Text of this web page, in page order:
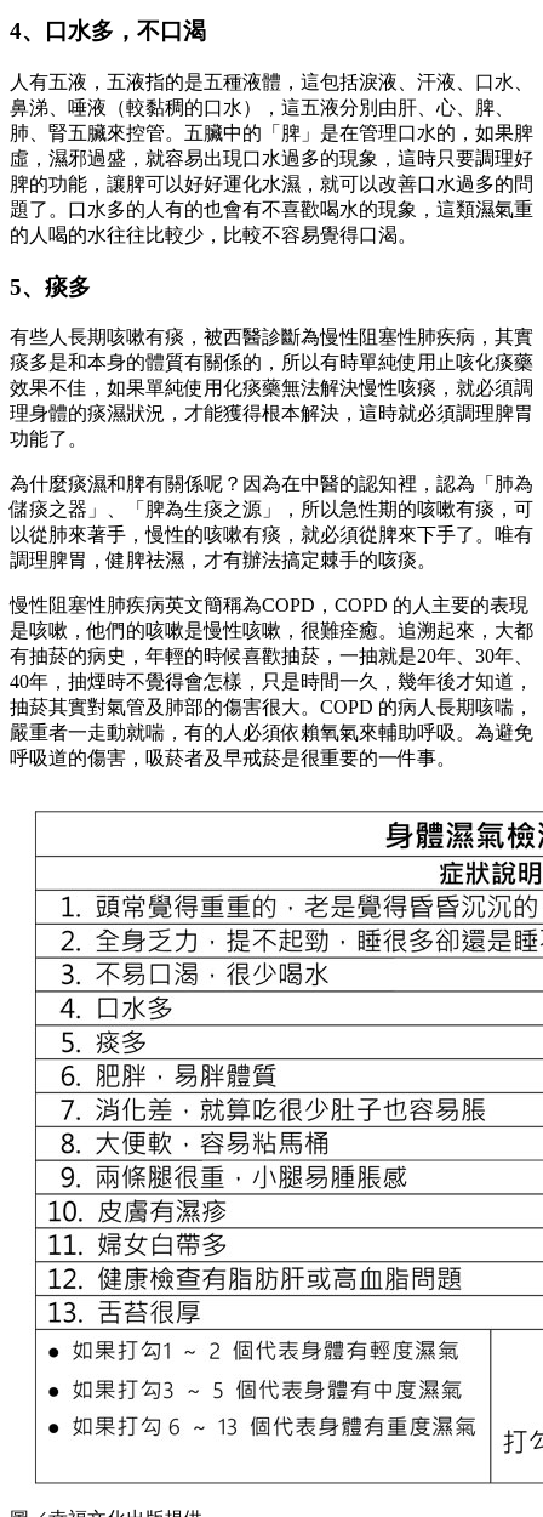
4、口水多，不口渴
人有五液，五液指的是五種液體，這包括淚液、汗液、口水、
鼻涕、唾液（較黏稠的口水），這五液分別由肝、心、脾、
肺、腎五臟來控管。五臟中的「脾」是在管理口水的，如果脾
虛，濕邪過盛，就容易出現口水過多的現象，這時只要調理好
脾的功能，讓脾可以好好運化水濕，就可以改善口水過多的問
題了。口水多的人有的也會有不喜歡喝水的現象，這類濕氣重
的人喝的水往往比較少，比較不容易覺得口渴。
5、痰多
有些人長期咳嗽有痰，被西醫診斷為慢性阻塞性肺疾病，其實
痰多是和本身的體質有關係的，所以有時單純使用止咳化痰藥
效果不佳，如果單純使用化痰藥無法解決慢性咳痰，就必須調
理身體的痰濕狀況，才能獲得根本解決，這時就必須調理脾胃
功能了。
為什麼痰濕和脾有關係呢？因為在中醫的認知裡，認為「肺為
儲痰之器」、「脾為生痰之源」，所以急性期的咳嗽有痰，可
以從肺來著手，慢性的咳嗽有痰，就必須從脾來下手了。唯有
調理脾胃，健脾祛濕，才有辦法搞定棘手的咳痰。
慢性阻塞性肺疾病英文簡稱為COPD，COPD 的人主要的表現
是咳嗽，他們的咳嗽是慢性咳嗽，很難痊癒。追溯起來，大都
有抽菸的病史，年輕的時候喜歡抽菸，一抽就是20年、30年、
40年，抽煙時不覺得會怎樣，只是時間一久，幾年後才知道，
抽菸其實對氣管及肺部的傷害很大。COPD 的病人長期咳喘，
嚴重者一走動就喘，有的人必須依賴氧氣來輔助呼吸。為避免
呼吸道的傷害，吸菸者及早戒菸是很重要的一件事。